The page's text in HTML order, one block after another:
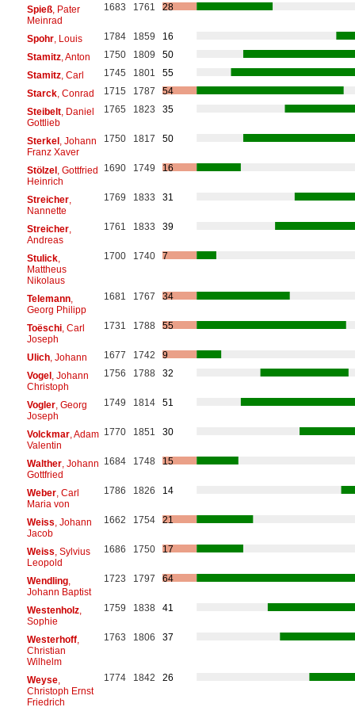
Spieß, Pater
Meinrad
1683 1761 28
Spohr, Louis 1784 1859
16
Stamitz, Anton 1750 1809
50
Stamitz, Carl 1745 1801
55
Starck, Conrad 1715 1787
54
Steibelt, Daniel
Gottlieb
1765 1823 35
Sterkel, Johann
Franz Xaver
1750 1817 50
Stölzel, Gottfried
Heinrich
1690 1749 16
Streicher,
Nannette
1769 1833 31
Streicher,
Andreas
1761 1833 39
Stulick,
Mattheus
Nikolaus
1700 1740 7
Telemann,
Georg Philipp
1681 1767 34
Toëschi, Carl
Joseph
1731 1788 55
Ulich, Johann 1677 1742
9
Vogel, Johann
Christoph
1756 1788 32
Vogler, Georg
Joseph
1749 1814 51
Volckmar, Adam
Valentin
1770 1851 30
Walther, Johann
Gottfried
1684 1748 15
Weber, Carl
Maria von
1786 1826 14
Weiss , Johann
Jacob
1662 1754 21
Weiss , Sylvius
Leopold
1686 1750 17
Wendling,
Johann Baptist
1723 1797 64
Westenholz,
Sophie
1759 1838 41
Westerhoff,
Christian
Wilhelm
1763 1806 37
Weyse,
Christoph Ernst
Friedrich
1774 1842 26